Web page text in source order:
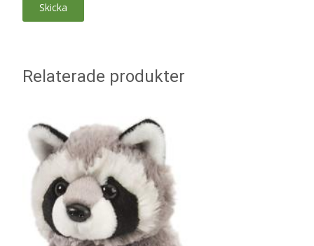
Relaterade produkter